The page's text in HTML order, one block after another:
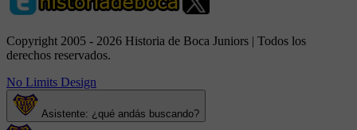
Copyright 2005 - 2026 Historia de Boca Juniors | Todos los
derechos reservados.
No Limits Design
Asistente: ¿qué andás buscando?